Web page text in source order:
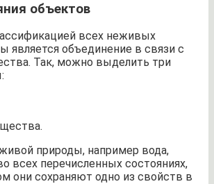
объектов
всех неживых
является объединение в связи с
Так, можно выделить три
природы, например вода,
всех перечисленных состояниях,
они сохраняют одно из свойств в